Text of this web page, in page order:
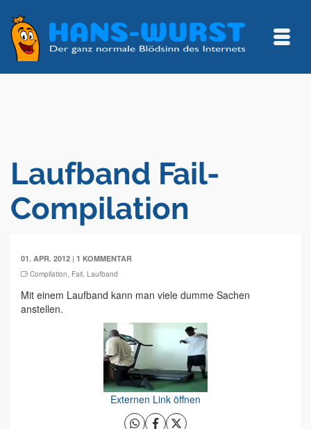
Laufband Fail-
Compilation
01. APR. 2012 | 1 KOMMENTAR
Compilation, Fail, Laufband
Mit einem Laufband kann man viele dumme Sachen
anstellen.
Externen Link öffnen